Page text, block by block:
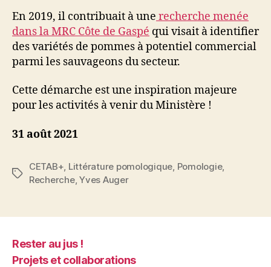
En 2019, il contribuait à une recherche menée
dans la MRC Côte de Gaspé qui visait à identifier
des variétés de pommes à potentiel commercial
parmi les sauvageons du secteur.
Cette démarche est une inspiration majeure
pour les activités à venir du Ministère !
31 août 2021
Étiquettes
CETAB+ Littérature pomologique Pomologie,
Recherche,Yves Auger
Rester au jus !
Projets et collaborations